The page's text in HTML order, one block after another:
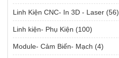
Linh Kiện CNC- In 3D - Laser (56)
Linh kiện- Phụ Kiện (100)
Module- Cảm Biến- Mạch (4)